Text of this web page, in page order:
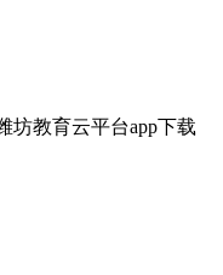
坊教育云平台app下载